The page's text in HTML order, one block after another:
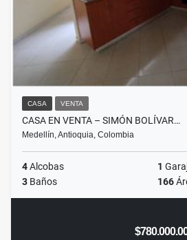
CASA VENTA
CASA EN VENTA – SIMÓN BOLÍVAR…
Medellín, Antioquia, Colombia
4Alcobas 1
3 Baños 166